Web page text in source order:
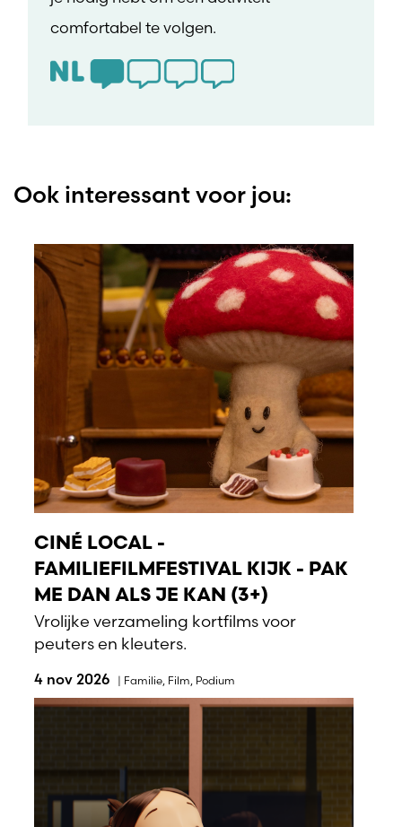
comfortabel te volgen.
Ook interessant voor jou:
CINÉ LOCAL -
FAMILIEFILMFESTIVAL KIJK - PAK
ME DAN ALS JE KAN (3+)
Vrolijke verzameling kortfilms voor
peuters en kleuters.
4 nov 2026 | Familie, Film, Podium